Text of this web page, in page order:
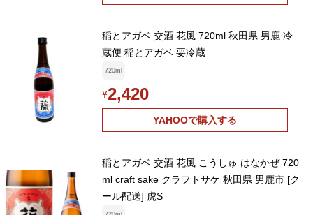
稲とアガベ 交酒 花風 720ml 秋田県 男鹿 冷
蔵便 稲とアガベ 要冷蔵
720ml
¥2,420
YAHOOで購入する
稲とアガベ 交酒 花風 こうしゅ はなかぜ 720
ml craft sake クラフトサケ 秋田県 男鹿市 [ク
ール配送] 虎S